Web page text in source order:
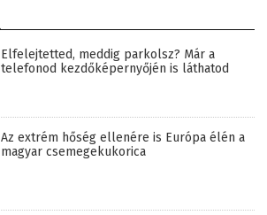
Elfelejtetted, meddig parkolsz? Már a
telefonod kezdőképernyőjén is láthatod
Az extrém hőség ellenére is Európa élén a
magyar csemegekukorica